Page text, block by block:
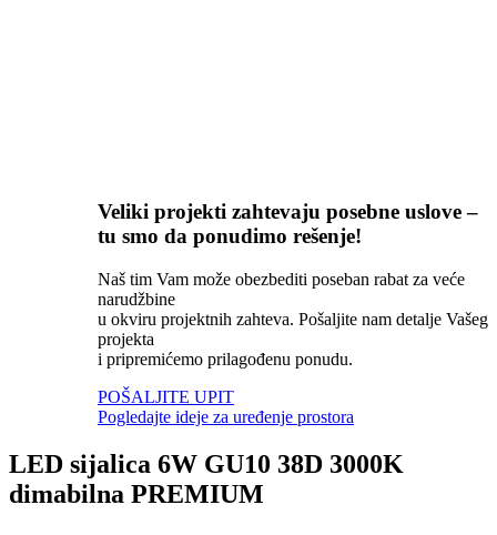
Veliki projekti zahtevaju posebne uslove –
tu smo da ponudimo rešenje!
Naš tim Vam može obezbediti poseban rabat za veće
narudžbine
u okviru projektnih zahteva. Pošaljite nam detalje Vašeg
projekta
i pripremićemo prilagođenu ponudu.
POŠALJITE UPIT
Pogledajte ideje za uređenje prostora
LED sijalica 6W GU10 38D 3000K
dimabilna PREMIUM